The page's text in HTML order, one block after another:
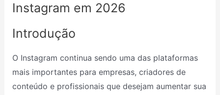
Instagram em 2026
Introdução
O Instagram continua sendo uma das plataformas
mais importantes para empresas, criadores de
conteúdo e profissionais que desejam aumentar sua